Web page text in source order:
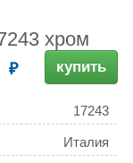
хром
купить
17243
Италия